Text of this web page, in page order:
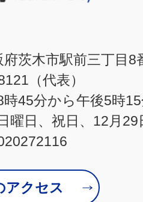
茨木市駅前三丁目8
（代表）
45分から午後5時
曜日、祝日、12月
アクセス